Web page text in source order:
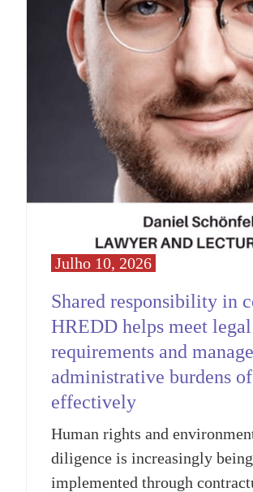
Shared responsibility in
HREDD helps meet legal
requirements and manage
administrative burdens
effectively
Human rights and
diligence is increasingly being
implemented through
Julho 10, 2026